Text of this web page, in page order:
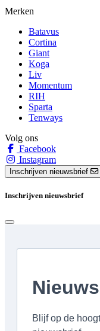
Merken
Batavus
Cortina
Giant
Koga
Liv
Momentum
RIH
Sparta
Tenways
Volg ons
Facebook
Instagram
Inschrijven nieuwsbrief
Inschrijven nieuwsbrief